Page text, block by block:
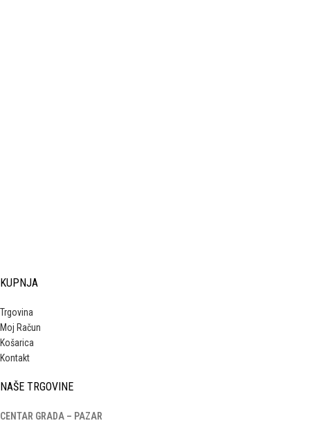
KUPNJA
Trgovina
Moj Račun
Košarica
Kontakt
NAŠE TRGOVINE
CENTAR GRADA – PAZAR